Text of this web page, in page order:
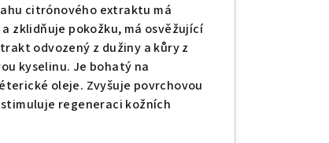
citrónového extraktu má
zklidňuje pokožku, má osvěžující
odvozený z dužiny a kůry z
kyselinu. Je bohatý na
oleje. Zvyšuje povrchovou
regeneraci kožních